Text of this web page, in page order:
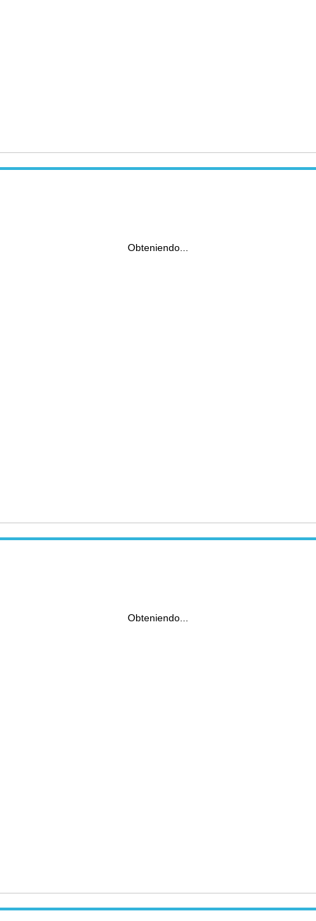
Obteniendo...
Obteniendo...